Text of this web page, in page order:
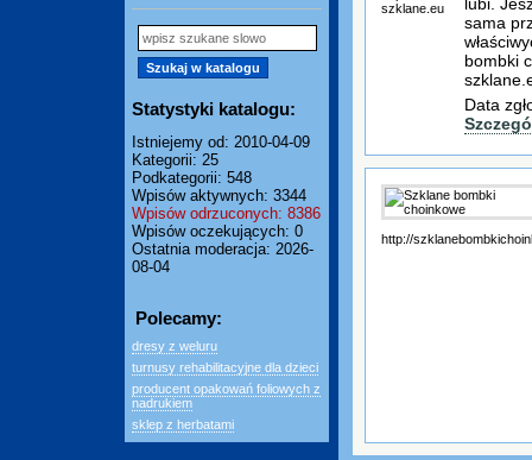
Statystyki katalogu:
Istniejemy od: 2010-04-09
Kategorii: 25
Podkategorii: 548
Wpisów aktywnych: 3344
Wpisów odrzuconych: 8386
Wpisów oczekujących: 0
Ostatnia moderacja: 2026-
08-04
Polecamy:
dresy z weluru
turnusy rehabilitacyjne dla dzieci
producent opakowań foliowych z
nadrukiem
sklep z herbatami
szklane.eu
sama
bombki
Data
http://